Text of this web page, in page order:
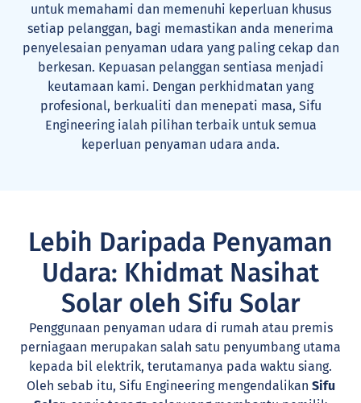
untuk memahami dan memenuhi keperluan khusus
setiap pelanggan, bagi memastikan anda menerima
penyelesaian penyaman udara yang paling cekap dan
berkesan. Kepuasan pelanggan sentiasa menjadi
keutamaan kami. Dengan perkhidmatan yang
profesional, berkualiti dan menepati masa, Sifu
Engineering ialah pilihan terbaik untuk semua
keperluan penyaman udara anda.
Lebih Daripada Penyaman
Udara: Khidmat Nasihat
Solar oleh Sifu Solar
Penggunaan penyaman udara di rumah atau premis
perniagaan merupakan salah satu penyumbang utama
kepada bil elektrik, terutamanya pada waktu siang.
Oleh sebab itu, Sifu Engineering mengendalikan Sifu